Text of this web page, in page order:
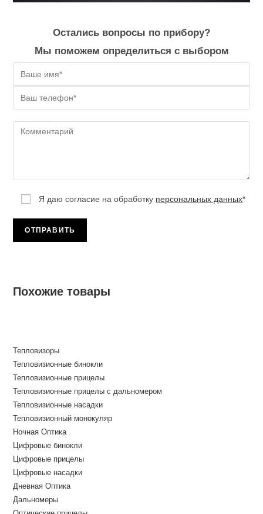
Остались вопросы по прибору?
Мы поможем определиться с выбором
Я даю согласие на обработку персональных данных*
Похожие товары
Тепловизоры
Тепловизионные бинокли
Тепловизионные прицелы
Тепловизионные прицелы с дальномером
Тепловизионные насадки
Тепловизионный монокуляр
Ночная Оптика
Цифровые бинокли
Цифровые прицелы
Цифровые насадки
Дневная Оптика
Дальномеры